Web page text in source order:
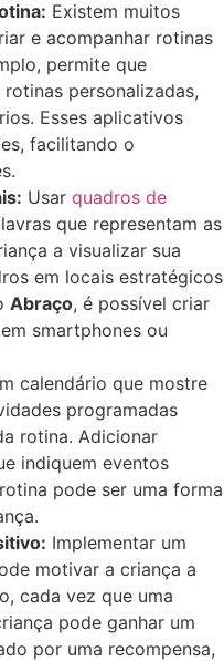
Existem muitos
e acompanhar rotinas
permite que
personalizadas,
Esses aplicativos
facilitando o
Usar quadros de
que representam as
a visualizar sua
em locais estratégicos
Abraço, é possível criar
smartphones ou
calendário que mostre
programadas
rotina. Adicionar
indiquem eventos
pode ser uma forma
Implementar um
motivar a criança a
cada vez que uma
pode ganhar um
por uma recompensa,